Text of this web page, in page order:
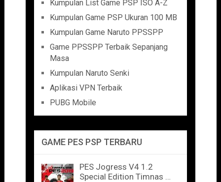
Kumpulan List Game PSP ISO A-Z
Kumpulan Game PSP Ukuran 100 MB
Kumpulan Game Naruto PPSSPP
Game PPSSPP Terbaik Sepanjang
Masa
Kumpulan Naruto Senki
Aplikasi VPN Terbaik
PUBG Mobile
GAME PES PSP TERBARU
PES Jogress V4 1.2
Special Edition Timnas …